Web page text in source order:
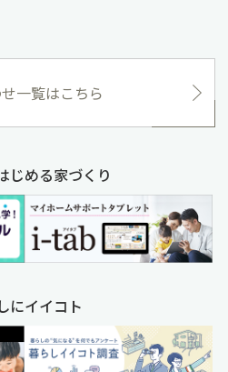
一覧はこちら
じめる家づくり
にイイコト